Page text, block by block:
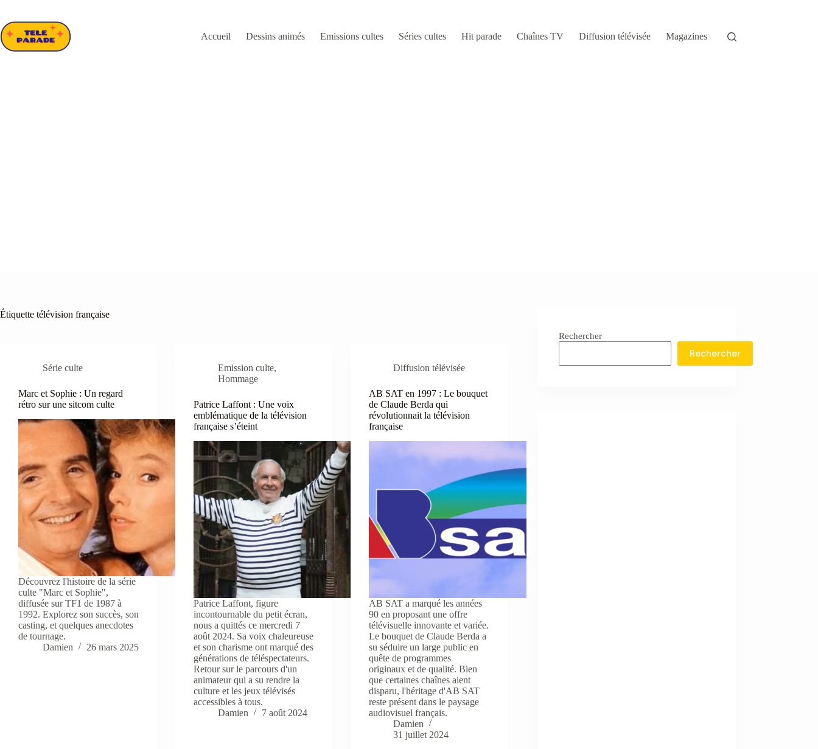
contenu
Accueil
Dessins animés Emissions cultes Séries cultes Hit parade Chaînes TV Diffusion télévisée Magazines
Étiquette télévision française
Série culte
Marc et Sophie : Un regard
rétro sur une sitcom culte
Découvrez l'histoire de la série
culte "Marc et Sophie",
diffusée sur TF1 de 1987 à
1992. Explorez son succès, son
casting, et quelques anecdotes
de tournage.
Damien
26 mars 2025
Emission culte,
Hommage
Patrice Laffont : Une voix
emblématique de la télévision
française s’éteint
Patrice Laffont, figure
incontournable du petit écran,
nous a quittés ce mercredi 7
août 2024. Sa voix chaleureuse
et son charisme ont marqué des
générations de téléspectateurs.
Retour sur le parcours d'un
animateur qui a su rendre la
culture et les jeux télévisés
accessibles à tous.
Damien
7 août 2024
Diffusion télévisée
AB SAT en 1997 : Le bouquet
de Claude Berda qui
révolutionnait la télévision
française
AB SAT a marqué les années
90 en proposant une offre
télévisuelle innovante et variée.
Le bouquet de Claude Berda a
su séduire un large public en
quête de programmes
originaux et de qualité. Bien
que certaines chaînes aient
disparu, l'héritage d'AB SAT
reste présent dans le paysage
audiovisuel français.
Damien
31 juillet 2024
Rechercher
Rechercher